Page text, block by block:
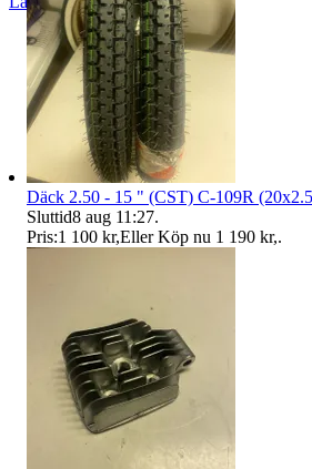
Däck 2.50 - 15 " (CST) C-109R
Sluttid8 aug 11:27.
Pris:1 100 kr,Eller Köp nu 1 190 kr,.